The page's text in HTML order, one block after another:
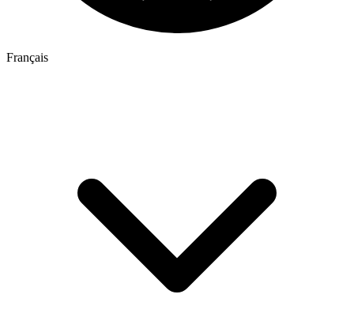
Français